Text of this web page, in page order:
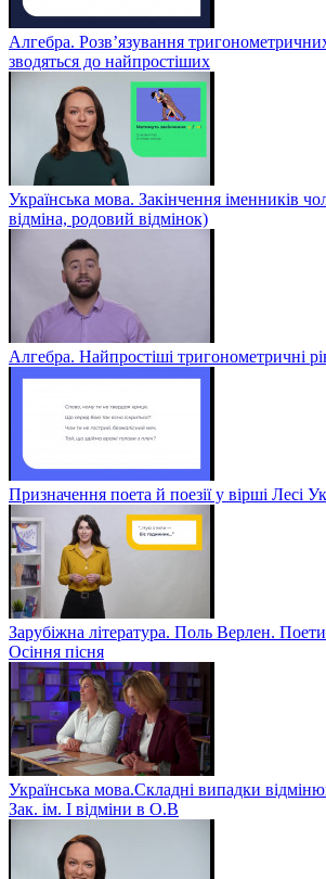
Алгебра. Розв’язування
зводяться до найпростіших
Українська мова. Закінчення іменників
відміна, родовий відмінок)
Алгебра. Найпростіші тригонометричні
Призначення поета й поезії у вірші Лесі
Зарубіжна література. Поль Верлен.
Осіння пісня
Українська мова.Складні випадки
Зак. ім. І відміни в О.В